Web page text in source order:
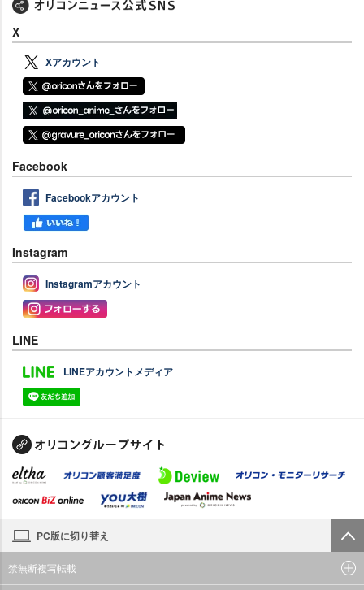
X
Xアカウント
Facebook
Facebookアカウント
Instagram
Instagramアカウント
LINE
LINEアカウントメディア
PC版に切り替え
禁無断複写転載